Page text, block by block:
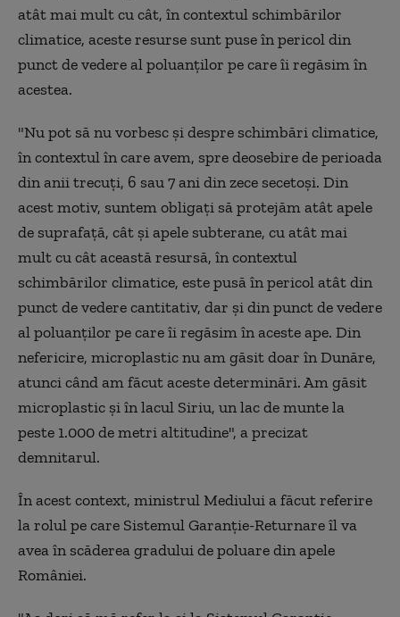
atât mai mult cu cât, în contextul schimbărilor
climatice, aceste resurse sunt puse în pericol din
punct de vedere al poluanţilor pe care îi regăsim în
acestea.
"Nu pot să nu vorbesc şi despre schimbări climatice,
în contextul în care avem, spre deosebire de perioada
din anii trecuţi, 6 sau 7 ani din zece secetoşi. Din
acest motiv, suntem obligaţi să protejăm atât apele
de suprafaţă, cât şi apele subterane, cu atât mai
mult cu cât această resursă, în contextul
schimbărilor climatice, este pusă în pericol atât din
punct de vedere cantitativ, dar şi din punct de vedere
al poluanţilor pe care îi regăsim în aceste ape. Din
nefericire, microplastic nu am găsit doar în Dunăre,
atunci când am făcut aceste determinări. Am găsit
microplastic şi în lacul Siriu, un lac de munte la
peste 1.000 de metri altitudine", a precizat
demnitarul.
În acest context, ministrul Mediului a făcut referire
la rolul pe care Sistemul Garanţie-Returnare îl va
avea în scăderea gradului de poluare din apele
României.